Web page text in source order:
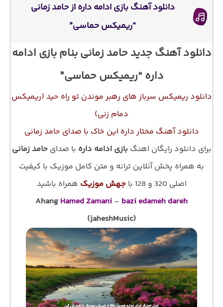
دانلود آهنگ بازی ادامه داره از حامد زمانی
“ریمیکس حماسی”
دانلود آهنگ جدید حامد زمانی بنام بازی ادامه
داره “ریمیکس حماسی”
دانلود ریمیکس سرباز های رهبر موندن تو راه حید (ریمیکس
دمام زنی)
دانلود آهنگ مختار داره این خاک با صدای حامد زمانی
برای دانلود رایگان اهنگ بازی ادامه داره با صدایحامد زمانی
به همراه پخش آنلاین ترانه و متن کامل موزیک با کیفیت
اصلی 320 و 128 با
جهش موزیک همراه باشید
Ahang Hamed Zamani – bazi edameh dareh
(jaheshMusic)